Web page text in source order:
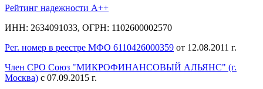
Рейтинг надежности A++
ИНН: 2634091033, ОГРН: 1102600002570
Рег. номер в реестре МФО 6110426000359 от 12.08.2011 г.
Член СРО Союз "МИКРОФИНАНСОВЫЙ АЛЬЯНС" (г.
Москва) с 07.09.2015 г.